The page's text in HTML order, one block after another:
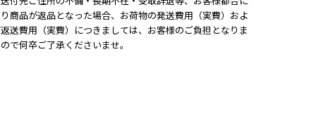
商品が返品となった場合、お荷物の発送費用（実費）およ
送費用（実費）につきましては、お客様のご負担となりま
で何卒ご了承くださいませ。